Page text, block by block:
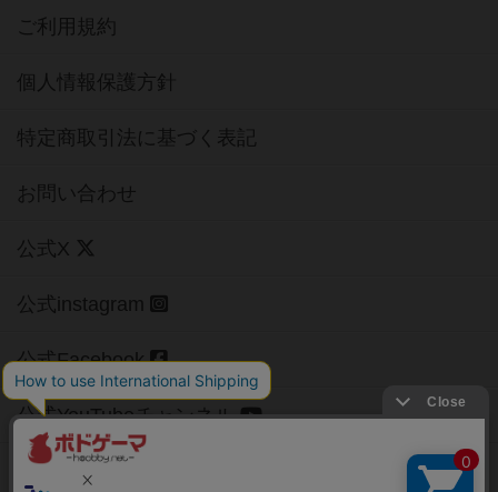
ご利用規約
個人情報保護方針
特定商取引法に基づく表記
お問い合わせ
公式X
公式instagram
公式Facebook
公式YouTubeチャンネル